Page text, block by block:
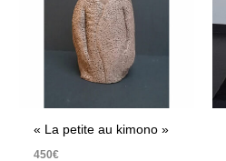
« La petite au kimono »
450€